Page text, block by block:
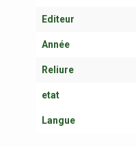
Editeur
Année
Reliure
etat
Langue